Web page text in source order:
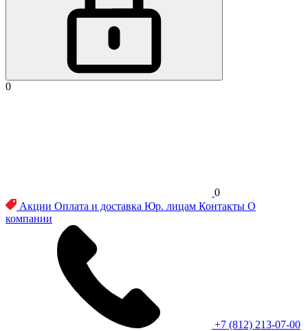
0
0
Акции Оплата и доставка Юр. лицам Контакты О
компании
+7 (812) 213-07-00